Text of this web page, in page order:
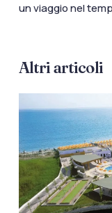
un viaggio nel
Altri articoli